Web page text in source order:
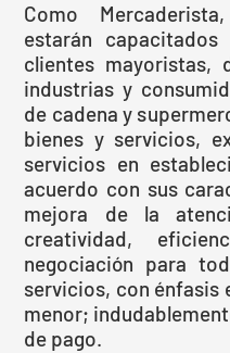
Como
estarán
clientes mayoristas,
industrias y
de cadena y
bienes y servicios,
servicios en
acuerdo con sus
mejora de la
creatividad,
negociación para
servicios, con énfasis
menor;
de pago.